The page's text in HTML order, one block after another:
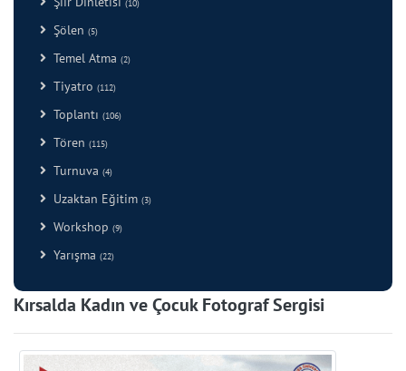
(10)
Şölen (5)
Temel Atma (2)
Tiyatro (112)
Toplantı (106)
Tören (115)
Turnuva (4)
Uzaktan Eğitim (3)
Workshop (9)
Yarışma (22)
Kırsalda Kadın ve Çocuk Fotograf Sergisi